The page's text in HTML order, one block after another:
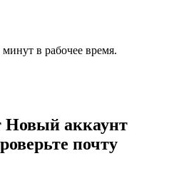
в рабочее время.
Новый аккаунт
почту